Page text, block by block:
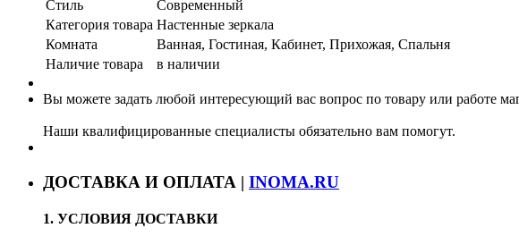
Стиль
Современный
Категория товара Настенные зеркала
Комната
Ванная, Гостиная, Кабинет, Прихожая, Спальня
Наличие товара
в наличии
Вы можете задать любой интересующий вас вопрос по товару или работе
Наши квалифицированные специалисты обязательно вам помогут.
ДОСТАВКА И ОПЛАТА | INOMA.RU
1. УСЛОВИЯ ДОСТАВКИ